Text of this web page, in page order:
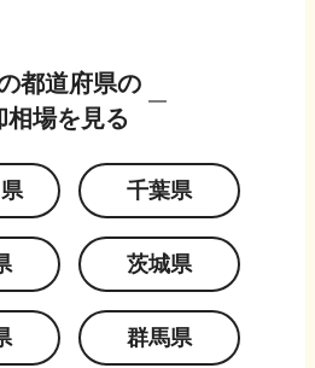
都道府県の
相場を見る
千葉県
茨城県
群馬県